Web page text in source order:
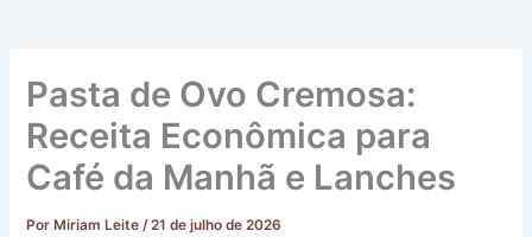
Pasta de Ovo Cremosa:
Receita Econômica para
Café da Manhã e Lanches
Por Miriam Leite/21 de julho de 2026